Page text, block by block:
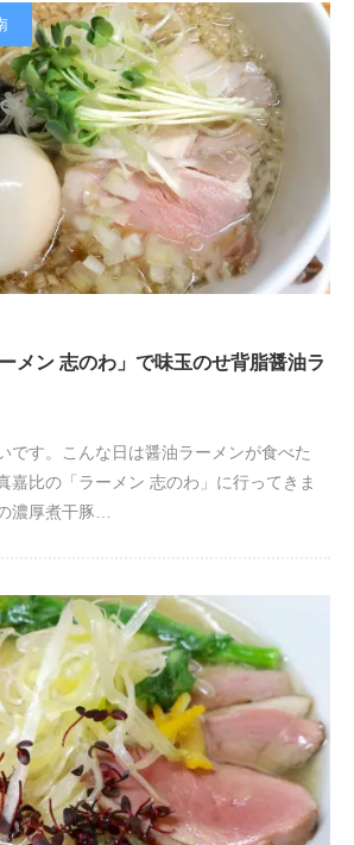
メン 志のわ」で味玉のせ背脂醤油ラ
です。こんな日は醤油ラーメンが食べた
嘉比の「ラーメン 志のわ」に行ってきま
濃厚煮干豚…